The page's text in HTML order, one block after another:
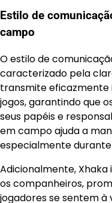
Estilo de
campo
O estilo de
caracterizado pela
transmite eficazmente
jogos, garantindo que
seus papéis e
em campo ajuda a
especialmente
Adicionalmente,
os companheiros,
jogadores se sentem